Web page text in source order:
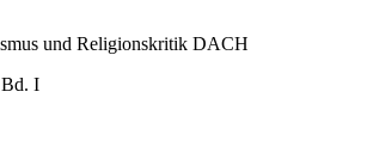
und Religionskritik DACH
Bd. I